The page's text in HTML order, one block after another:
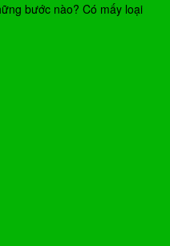
bước nào? Có mấy loại